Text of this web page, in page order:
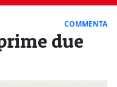
COMMENTA
due